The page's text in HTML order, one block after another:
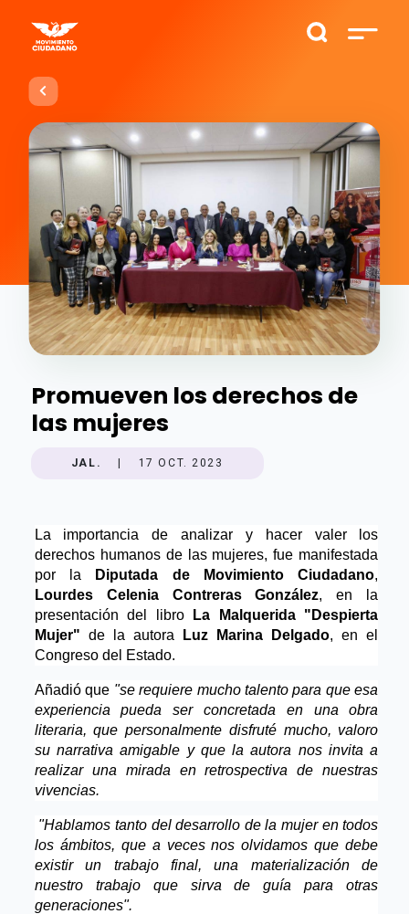
Promueven los derechos de
las mujeres
JAL. 17 OCT. 2023
La importancia de analizar y hacer valer los
derechos humanos de las mujeres, fue manifestada
por la
Diputada de Movimiento Ciudadano,
Lourdes Celenia Contreras González, en la
presentación del libro
La Malquerida "Despierta
Mujer" de la autora Luz Marina Delgado, en el
Congreso del Estado.
Añadió que "se requiere mucho talento para que esa
experiencia pueda ser concretada en una obra
literaria, que personalmente disfruté mucho, valoro
su narrativa amigable y que la autora nos invita a
realizar una mirada en retrospectiva de nuestras
vivencias.
"Hablamos tanto del desarrollo de la mujer en todos
los ámbitos, que a veces nos olvidamos que debe
existir un trabajo final, una materialización de
nuestro trabajo que sirva de guía para otras
generaciones".